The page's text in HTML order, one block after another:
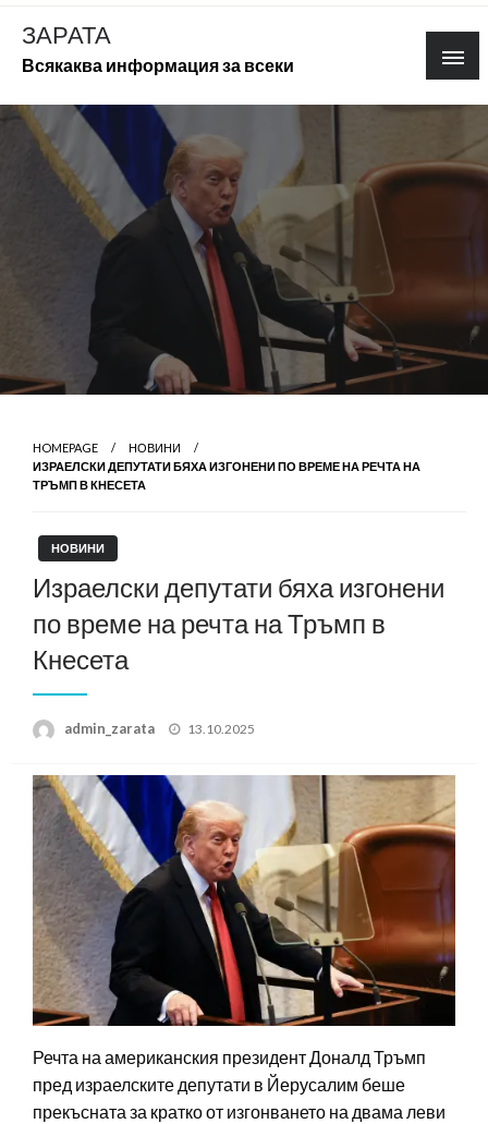
Skip
content
ЗАРАТА
Всякаква информация за всеки
HOMEPAGE
НОВИНИ
ИЗРАЕЛСКИ ДЕПУТАТИ БЯХА ИЗГОНЕНИ ПО ВРЕМЕ НА РЕЧТА НА
ТРЪМП В КНЕСЕТА
НОВИНИ
Израелски депутати бяха изгонени
по време на речта на Тръмп в
Кнесета
admin_zarata
Posted
13.10.2025
Речта на американския президент Доналд Тръмп
пред израелските депутати в Йерусалим беше
прекъсната за кратко от изгонването на двама леви